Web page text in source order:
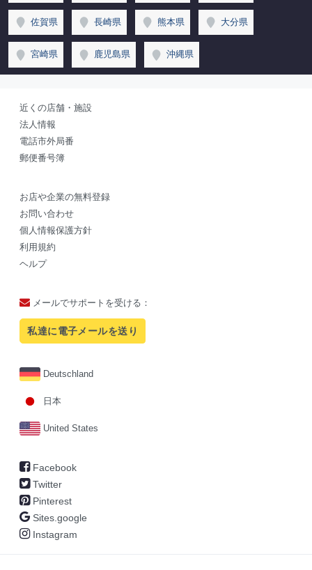
佐賀県 長崎県 熊本県 大分県
宮崎県 鹿児島県 沖縄県
近くの店舗・施設
法人情報
電話市外局番
郵便番号簿
お店や企業の無料登録
お問い合わせ
個人情報保護方針
利用規約
ヘルプ
メールでサポートを受ける：
私達に電子メールを送り
Deutschland
日本
United States
Facebook
Twitter
Pinterest
Sites.google
Instagram